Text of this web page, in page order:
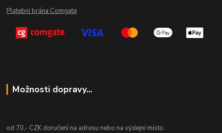
Platební brána Comgate
Možnosti dopravy...
od 70,- CZK doručení na adresu nebo na výdejní místo.